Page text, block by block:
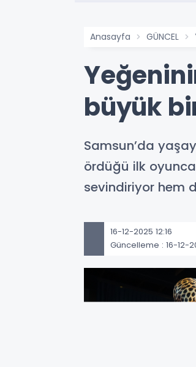
Anasayfa GÜNCEL
büyük
Samsun’da
ördüğü ilk
sevindiriyor hem
16-12-2025 12:16
Güncelleme : 16-12-